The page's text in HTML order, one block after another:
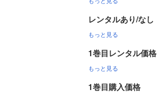
レンタルあり/なし
もっと見る
1巻目レンタル価格
もっと見る
1巻目購入価格